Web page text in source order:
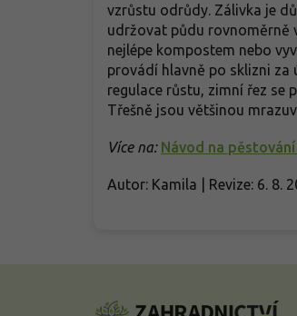
vzrůstu odrůdy. Zálivka je
udržovat půdu rovnoměrně
nejlépe kompostem nebo
provádí hlavně po sklizni za
regulace růstu, zimní řez se
Třešně jsou většinou
Více na: Návod na
Autor: Kamila | Revize: 6. 8.